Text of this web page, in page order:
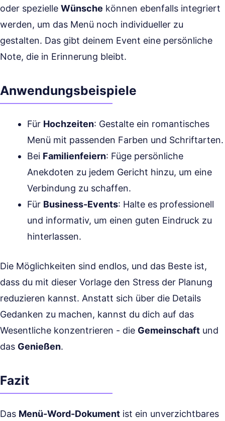
oder spezielle Wünsche können ebenfalls integriert
werden, um das Menü noch individueller zu
gestalten. Das gibt deinem Event eine persönliche
Note, die in Erinnerung bleibt.
Anwendungsbeispiele
Für Hochzeiten: Gestalte ein romantisches
Menü mit passenden Farben und Schriftarten.
Bei Familienfeiern: Füge persönliche
Anekdoten zu jedem Gericht hinzu, um eine
Verbindung zu schaffen.
Für Business-Events: Halte es professionell
und informativ, um einen guten Eindruck zu
hinterlassen.
Die Möglichkeiten sind endlos, und das Beste ist,
dass du mit dieser Vorlage den Stress der Planung
reduzieren kannst. Anstatt sich über die Details
Gedanken zu machen, kannst du dich auf das
Wesentliche konzentrieren - die Gemeinschaft und
das Genießen.
Fazit
Das Menü-Word-Dokument ist ein unverzichtbares